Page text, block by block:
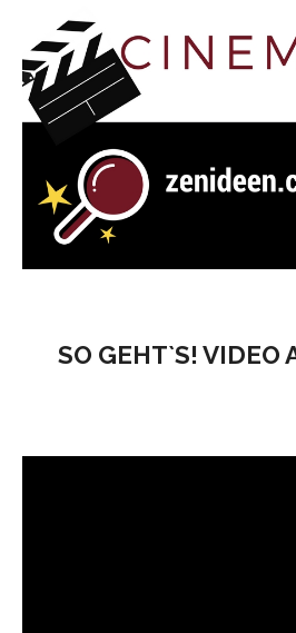
SO GEHT`S! VIDEO